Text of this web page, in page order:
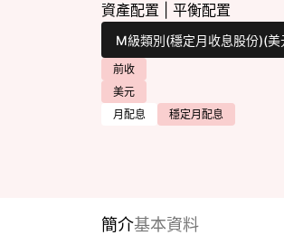
資產配置 平衡配置
前收
美元
月配息
穩定月配息
簡介基本資料